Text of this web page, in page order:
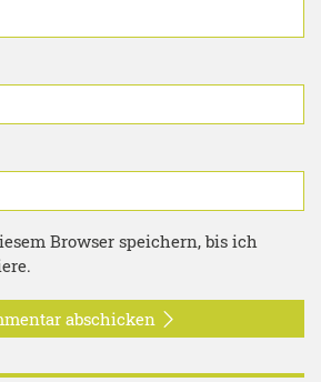
Browser speichern, bis ich
abschicken